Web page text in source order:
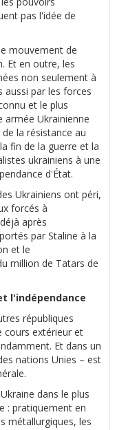
pas l'idée de
mouvement de
Et en outre, les
non seulement à
aussi par les forces
et le plus
armée Ukrainienne
la résistance au
fin de la guerre et la
ukrainiens à une
d'État.
Ukrainiens ont péri,
forcés à
après
par Staline à la
et le
million de Tatars de
l'indépendance
républiques
cours extérieur et
Et dans un
nations Unies – est
dans le plus
: pratiquement en
métallurgiques, les